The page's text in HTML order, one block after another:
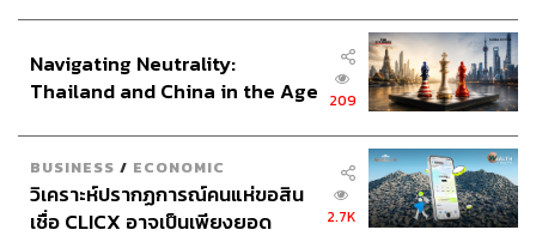
mbappe-paraguay-senator-celeste-amarilla-macron-
q2bcp5hdh
TAGS:
ฟุตบอลโลก 2026
กีฬาฟุตบอล FIFA
France
Emmanuel Macron
Kylian Mbappé
World Cup 2026
Navigating Neutrality:
Thailand and China in the Age
209
BUSINESS / ECONOMIC
วิเคราะห์ปรากฏการณ์คนแห่ขอสิน
เชื่อ CLICX อาจเป็นเพียงยอด
2.7K